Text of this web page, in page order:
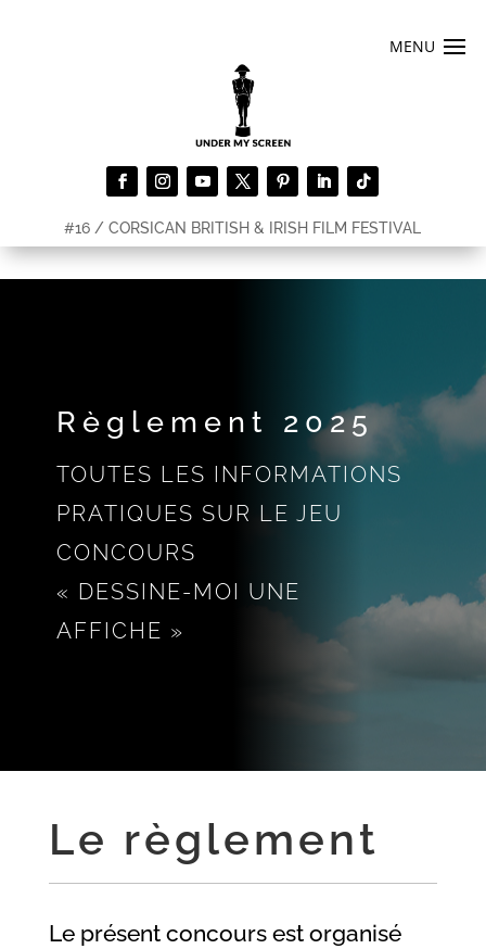
#16 / CORSICAN BRITISH & IRISH FILM FESTIVAL
Règlement 2025
TOUTES LES INFORMATIONS
PRATIQUES SUR LE JEU
CONCOURS
« DESSINE-MOI UNE
AFFICHE »
Le règlement
Le présent concours est organisé